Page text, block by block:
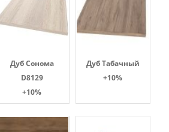
Дуб Сонома
D8129
+10%
Дуб Табачный
+10%